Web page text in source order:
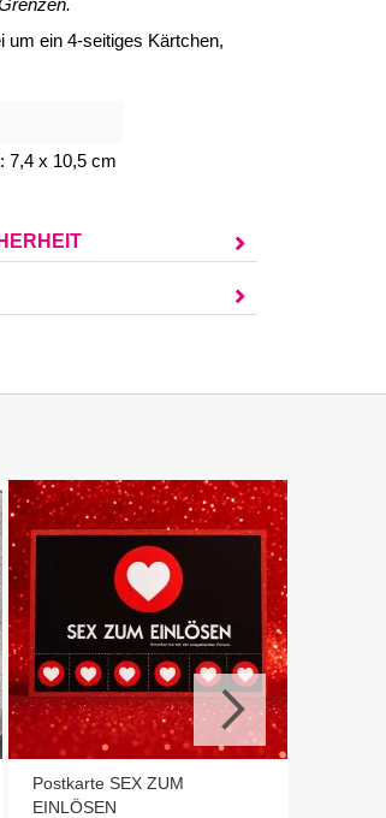
um ein 4-seitiges Kärtchen,
7,4 x 10,5 cm
Postkarte SEX ZUM
EINLÖSEN